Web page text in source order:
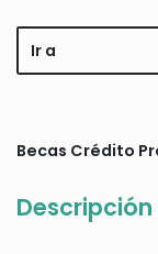
Ir a
Becas Crédito
Descripción